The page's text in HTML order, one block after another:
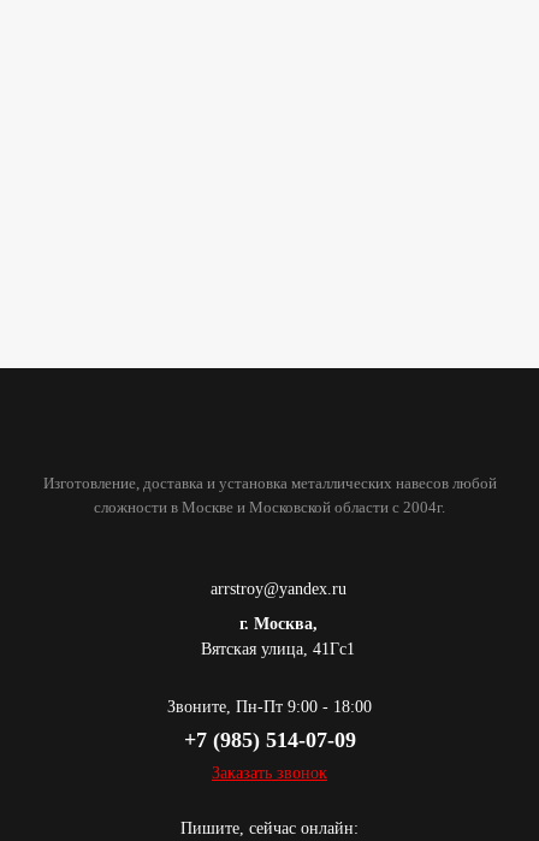
Изготовление, доставка и установка металлических навесов любой
сложности в Москве и Московской области с 2004г.
arrstroy@yandex.ru
г. Москва,
Вятская улица, 41Гс1
Звоните, Пн-Пт 9:00 - 18:00
+7 (985) 514-07-09
Заказать звонок
Пишите, сейчас онлайн: